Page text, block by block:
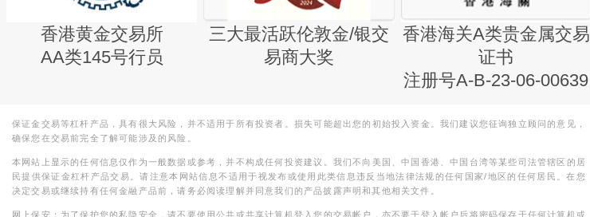
香港黄金交易所
AA类145号行员
三大最活跃伦敦金/银交
易商大奖
香港海关A类贵金属交易
证书
注册号A-B-23-06-00639
保证金交易等杠杆产品，具有很大风险，并不适用于所有投资者。损失可能超出您的初始投入资金。我们建议您征询独立顾问的意见，
确保您在交易前完全了解可能涉及的风险。
本网站上显示的任何信息仅作为一般数据或参考，并不构成任何投资建议。我们不向美国、中国香港、中国台湾等某些司法管辖区的居
民提供保证金杠杆产品交易。请注意本网站信息不适用于视发布或使用此类信息违反当地法律法规的任何国家/地区的任何居民。在您
决定交易或继续持有任何金融产品前，请务必阅读理解并同意我们的产品披露声明和其他相关文件。
网上保安：为了保护您的私隐安全，请不要使用公共或共享计算机登入您的交易帐户，亦不要于登入帐户后将密码保存于任何计算机或